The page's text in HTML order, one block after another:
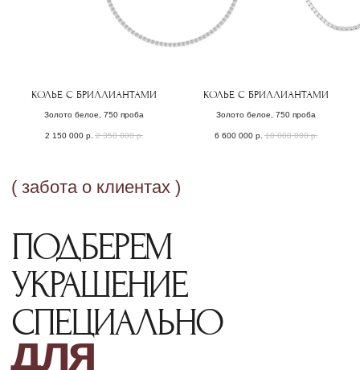
КОЛЬЕ С БРИЛЛИАНТАМИ
Золото белое, 750 проба
2 150 000 р. 2 350 000 р.
КОЛЬЕ С БРИЛЛИАНТАМИ
Золото белое, 750 проба
6 600 000 р. 10 000 000 р.
Добавьте товар в корзину и введите
Наш менеджер свяжется с Вами
в ближайшее время для уточнения
ПОДТВЕРЖДЕНИЕ